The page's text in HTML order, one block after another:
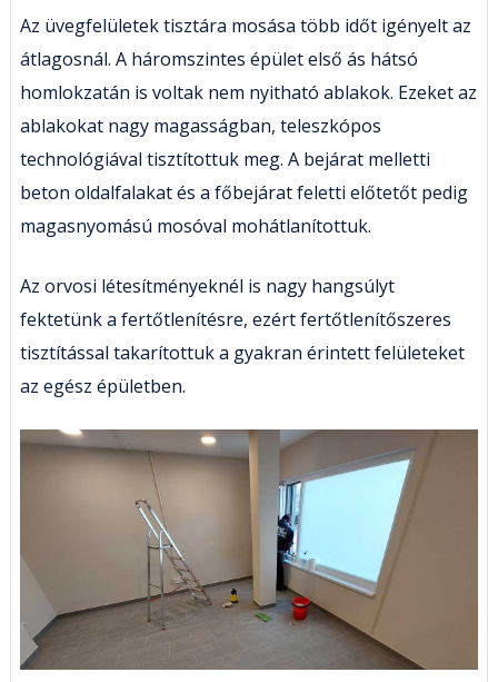
Az üvegfelületek tisztára mosása több időt igényelt az
átlagosnál. A háromszintes épület első ás hátsó
homlokzatán is voltak nem nyitható ablakok. Ezeket az
ablakokat nagy magasságban, teleszkópos
technológiával tisztítottuk meg. A bejárat melletti
beton oldalfalakat és a főbejárat feletti előtetőt pedig
magasnyomású mosóval mohátlanítottuk.
Az orvosi létesítményeknél is nagy hangsúlyt
fektetünk a fertőtlenítésre, ezért fertőtlenítőszeres
tisztítással takarítottuk a gyakran érintett felületeket
az egész épületben.